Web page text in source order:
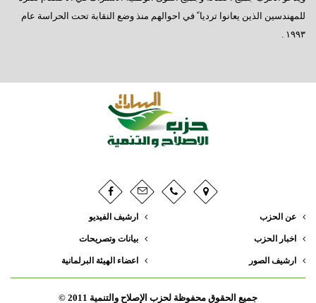
للمهندسين الذين يعانوا ترديا ً في احوالهم منذ وضع النقابة تحت الحراسة عام
١٩٩٣ .
عن الحزب
اخبار الحزب
ارشيف الصور
ارشيف الفيديو
بيانات وتصريحات
اعضاء الهيئة البرلمانية
جميع الحقوق محفوظة لحزب الإصلاح والتنمية 2011 ©